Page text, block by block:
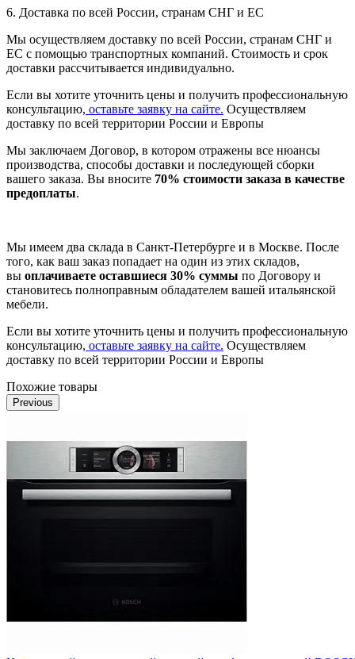
6. Доставка по всей России, странам СНГ и ЕС
Мы осуществляем доставку по всей России, странам СНГ и
ЕС с помощью транспортных компаний. Стоимость и срок
доставки рассчитывается индивидуально.
Если вы хотите уточнить цены и получить профессиональную
консультацию, оставьте заявку на сайте. Осуществляем
доставку по всей территории России и Европы
Мы заключаем Договор, в котором отражены все нюансы
производства, способы доставки и последующей сборки
вашего заказа. Вы вносите 70% стоимости заказа в качестве
предоплаты.
Мы имеем два склада в Санкт-Петербурге и в Москве. После
того, как ваш заказ попадает на один из этих складов,
вы оплачиваете оставшиеся 30% суммы по Договору и
становитесь полноправным обладателем вашей итальянской
мебели.
Если вы хотите уточнить цены и получить профессиональную
консультацию, оставьте заявку на сайте. Осуществляем
доставку по всей территории России и Европы
Похожие товары
Previous